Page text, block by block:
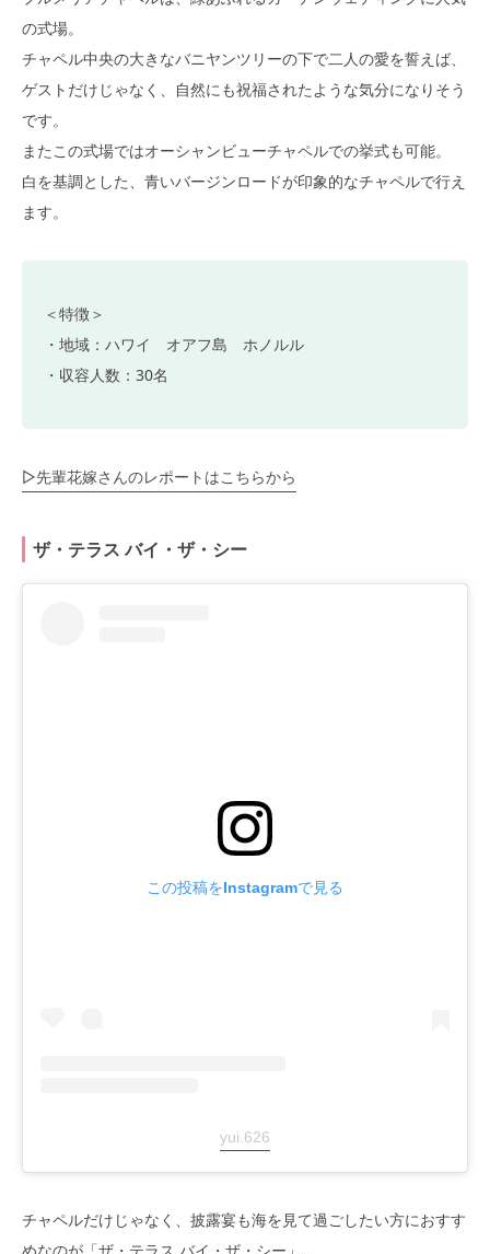
の式場。
チャペル中央の大きなバニヤンツリーの下で二人の愛を誓えば、
ゲストだけじゃなく、自然にも祝福されたような気分になりそう
です。
またこの式場ではオーシャンビューチャペルでの挙式も可能。
白を基調とした、青いバージンロードが印象的なチャペルで行え
ます。
＜特徴＞
・地域：ハワイ オアフ島 ホノルル
・収容人数：30名
▷先輩花嫁さんのレポートはこちらから
ザ・テラス バイ・ザ・シー
この投稿をInstagramで見る
yui.626
チャペルだけじゃなく、披露宴も海を見て過ごしたい方におすす